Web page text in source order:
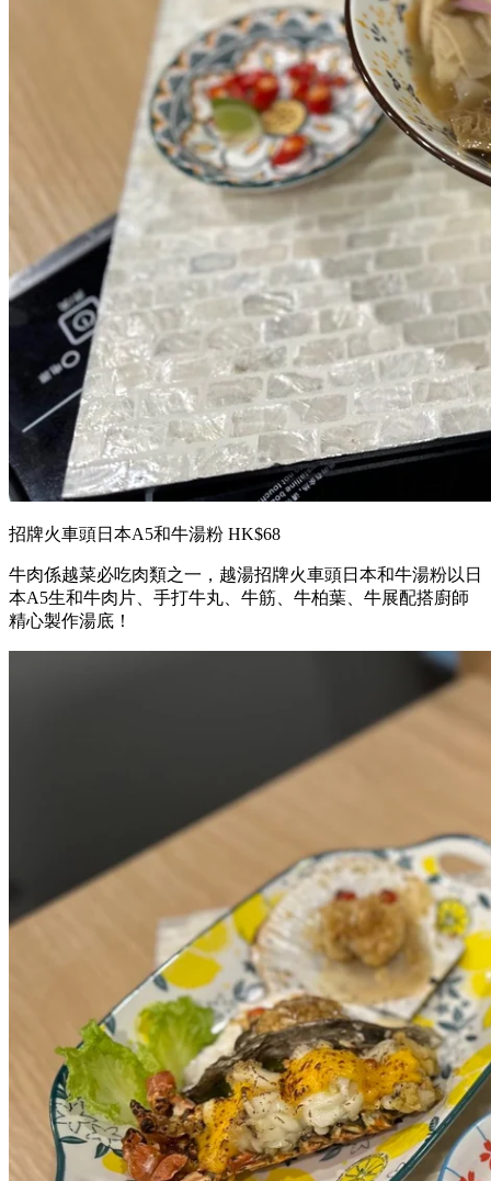
招牌火車頭日本A5和牛湯粉 HK$68
牛肉係越菜必吃肉類之一，越湯招牌火車頭日本和牛湯粉以日
本A5生和牛肉片、手打牛丸、牛筋、牛柏葉、牛展配搭廚師
精心製作湯底！